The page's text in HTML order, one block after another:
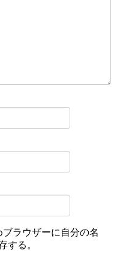
ラウザーに自分の名
する。